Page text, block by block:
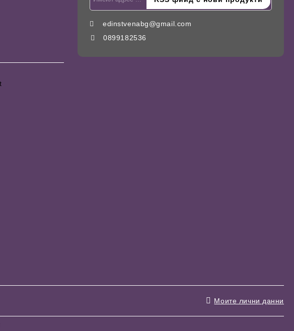
edinstvenabg@gmail.com
0899182536
Моите лични данни